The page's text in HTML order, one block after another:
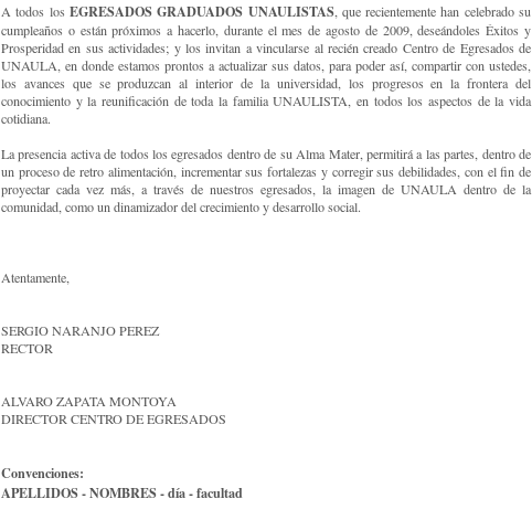
A todos los EGRESADOS GRADUADOS UNAULISTAS, que recientemente han celebrado su
cumpleaños o están próximos a hacerlo, durante el mes de agosto de 2009, deseándoles Éxitos y
Prosperidad en sus actividades; y los invitan a vincularse al recién creado Centro de Egresados de
UNAULA, en donde estamos prontos a actualizar sus datos, para poder así, compartir con ustedes,
los avances que se produzcan al interior de la universidad, los progresos en la frontera del
conocimiento y la reunificación de toda la familia UNAULISTA, en todos los aspectos de la vida
cotidiana.
La presencia activa de todos los egresados dentro de su Alma Mater, permitirá a las partes, dentro de
un proceso de retro alimentación, incrementar sus fortalezas y corregir sus debilidades, con el fin de
proyectar cada vez más, a través de nuestros egresados, la imagen de UNAULA dentro de la
comunidad, como un dinamizador del crecimiento y desarrollo social.
Atentamente,
SERGIO NARANJO PEREZ
RECTOR
ALVARO ZAPATA MONTOYA
DIRECTOR CENTRO DE EGRESADOS
Convenciones:
APELLIDOS - NOMBRES - día - facultad